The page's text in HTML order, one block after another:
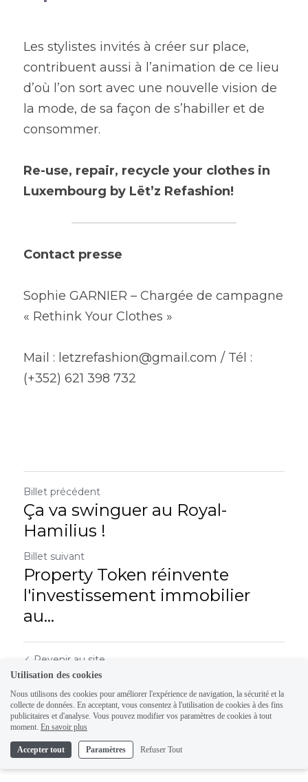
Les stylistes invités à créer sur place,
contribuent aussi à l’animation de ce lieu
d’où l’on sort avec une nouvelle vision de
la mode, de sa façon de s’habiller et de
consommer.
Re-use, repair, recycle your clothes in
Luxembourg by Lët’z Refashion!
Contact presse
Sophie GARNIER – Chargée de campagne
« Rethink Your Clothes »
Mail : letzrefashion@gmail.com / Tél :
(+352) 621 398 732
Billet précédent
Ça va swinguer au Royal-
Hamilius !
Billet suivant
Property Token réinvente
l'investissement immobilier
au...
Revenir au site
Utilisation des cookies
Nous utilisons des cookies pour améliorer l'expérience de navigation, la sécurité et la
collecte de données. En acceptant, vous consentez à l'utilisation de cookies à des fins
publicitaires et d'analyse. Vous pouvez modifier vos paramètres de cookies à tout
moment. En savoir plus
Accepter tout Paramètres Refuser Tout